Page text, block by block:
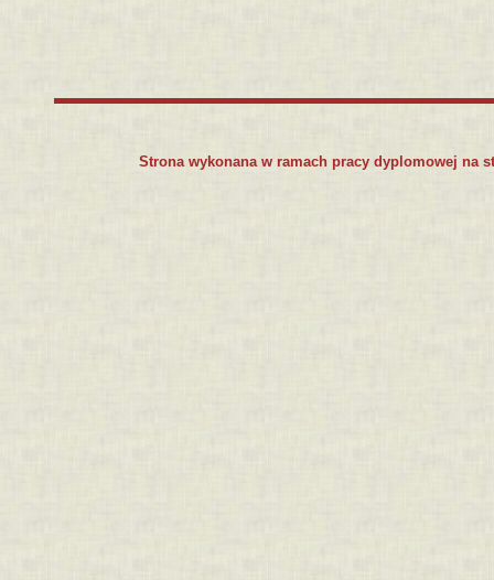
Strona wykonana w ramach pracy dyplomowej na